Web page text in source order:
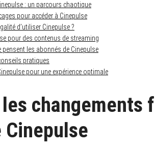
: un parcours chaotique
pour accéder à Cinepulse
d’utiliser Cinepulse ?
pour des contenus de streaming
pensent les abonnés de Cinepulse
pratiques
pour une expérience optimale
changements
Cinepulse